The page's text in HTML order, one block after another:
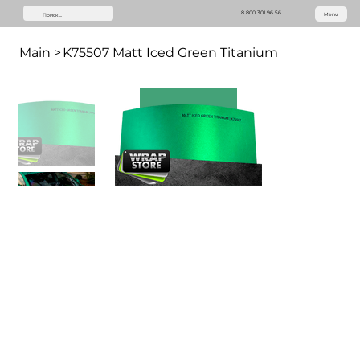
8 800 301 96 56 Menu
Main > K75507 Matt Iced Green Titanium